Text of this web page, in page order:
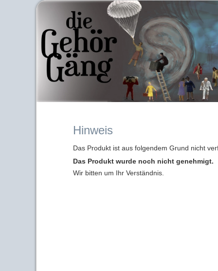
Hinweis
Das Produkt ist aus folgendem Grund nicht
Das Produkt wurde noch nicht genehmigt.
Wir bitten um Ihr Verständnis.